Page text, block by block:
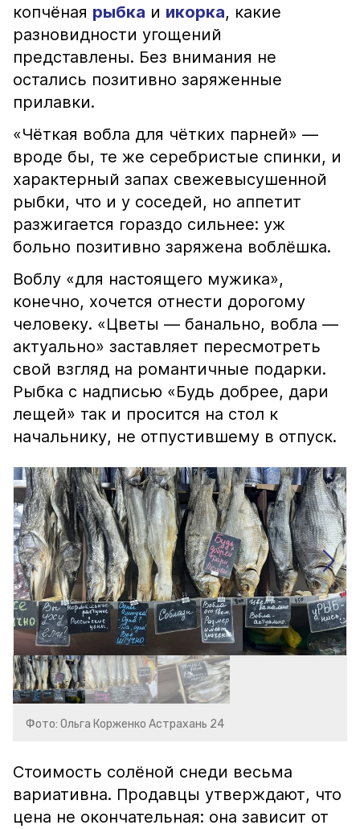
копчёная рыбка и икорка, какие
разновидности угощений
представлены. Без внимания не
остались позитивно заряженные
прилавки.
«Чёткая вобла для чётких парней» —
вроде бы, те же серебристые спинки, и
характерный запах свежевысушенной
рыбки, что и у соседей, но аппетит
разжигается гораздо сильнее: уж
больно позитивно заряжена воблёшка.
Воблу «для настоящего мужика»,
конечно, хочется отнести дорогому
человеку. «Цветы — банально, вобла —
актуально» заставляет пересмотреть
свой взгляд на романтичные подарки.
Рыбка с надписью «Будь добрее, дари
лещей» так и просится на стол к
начальнику, не отпустившему в отпуск.
Фото: Ольга Корженко Астрахань 24
Стоимость солёной снеди весьма
вариативна. Продавцы утверждают, что
цена не окончательная: она зависит от